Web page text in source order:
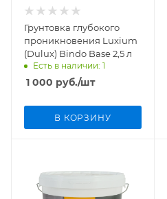
Грунтовка глубокого
проникновения Luxium
(Dulux) Bindo Base 2,5 л
Есть в наличии: 1
1 000 руб./шт
В КОРЗИНУ